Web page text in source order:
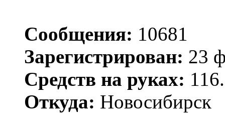
Сообщения: 10681
Зарегистрирован: 23
Средств на руках:
Откуда: Новосибирск